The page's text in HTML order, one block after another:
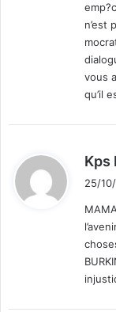
n’est
vous
qu’il
Kps
25/